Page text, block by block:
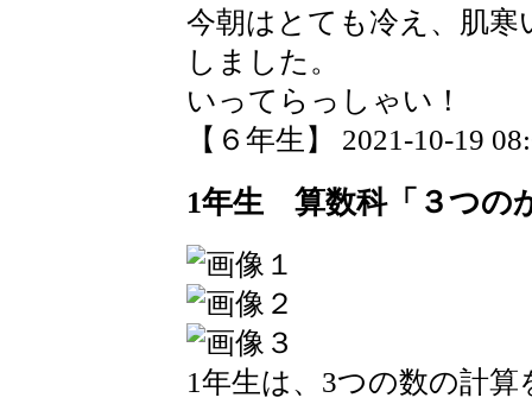
今朝はとても冷え、肌
しました。
いってらっしゃい！
【６年生】 2021-10-19
1年生 算数科「３つの
1年生は、3つの数の計